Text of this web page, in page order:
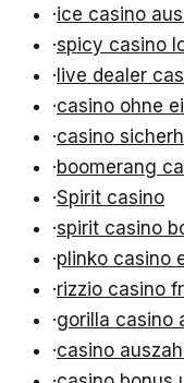
·ice casino
·spicy casino
·live dealer
·casino ohne
·casino
·boomerang
·Spirit casino
·spirit casino
·plinko casino
·rizzio casino
·gorilla casino
·casino